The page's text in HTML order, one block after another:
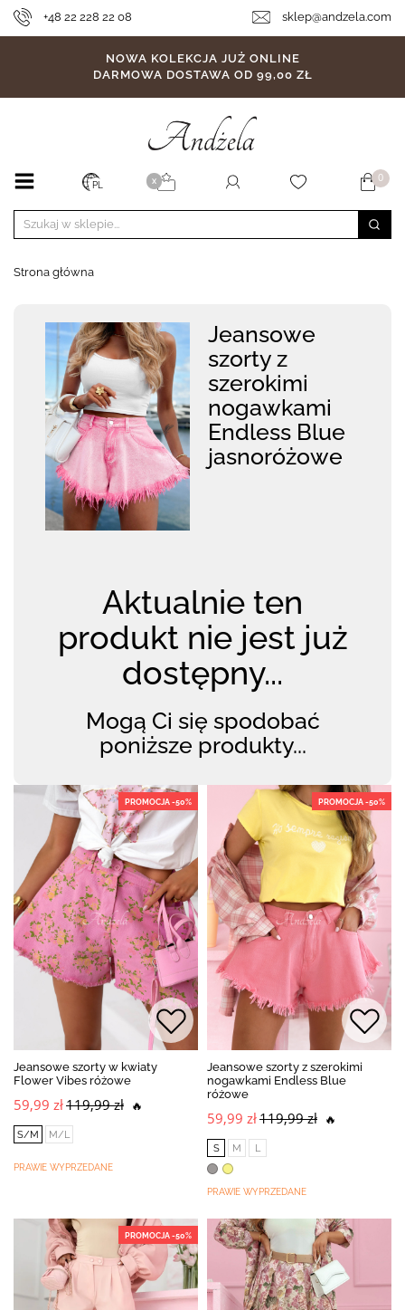
+48 22 228 22 08 sklep@andzela.com
NOWA KOLEKCJA JUŻ ONLINE
DARMOWA DOSTAWA OD 99,00 ZŁ
PL X 0
Strona główna
Jeansowe
szorty z
szerokimi
nogawkami
Endless Blue
jasnoróżowe
Aktualnie ten
produkt nie jest już
dostępny...
Mogą Ci się spodobać
poniższe produkty...
PROMOCJA -50%
Jeansowe szorty w kwiaty
Flower Vibes różowe
59,99 zł119,99 zł 🔥
S/M M/L
PRAWIE WYPRZEDANE
PROMOCJA -50%
Jeansowe szorty z szerokimi
nogawkami Endless Blue
różowe
59,99 zł119,99 zł 🔥
S M L
PRAWIE WYPRZEDANE
PROMOCJA -50%